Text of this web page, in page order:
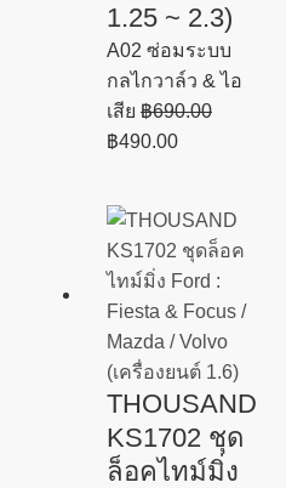
1.25 ~ 2.3)
A02 ซ่อมระบบ
กลไกวาล์ว & ไอ
เสีย ฿690.00
฿490.00
THOUSAND
KS1702 ชุด
ล็อคไทม์มิ่ง